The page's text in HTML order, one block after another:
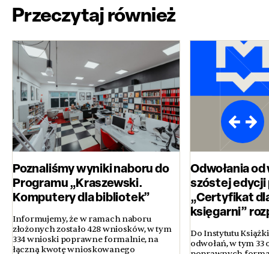
Przeczytaj również
Poznaliśmy wyniki naboru do
Programu „Kraszewski.
Komputery dla bibliotek”
Informujemy, że w ramach naboru
złożonych zostało 428 wniosków, w tym
334 wnioski poprawne formalnie, na
łączną kwotę wnioskowanego
Odwołania
szóstej
„Certyfikat
księgarni”
Do Instytutu Książki
odwołań, w tym 33